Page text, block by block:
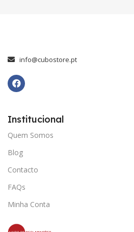
info@cubostore.pt
Institucional
Quem Somos
Blog
Contacto
FAQs
Minha Conta